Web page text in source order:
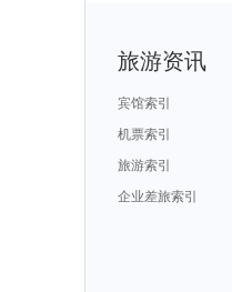
旅游资讯
宾馆索引
机票索引
旅游索引
企业差旅索引